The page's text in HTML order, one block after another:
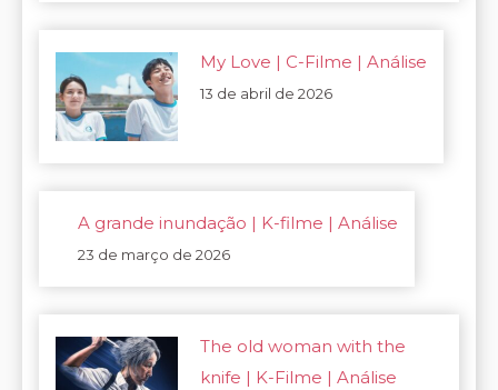
My Love | C-Filme | Análise
13 de abril de 2026
A grande inundação | K-filme | Análise
23 de março de 2026
The old woman with the
knife | K-Filme | Análise